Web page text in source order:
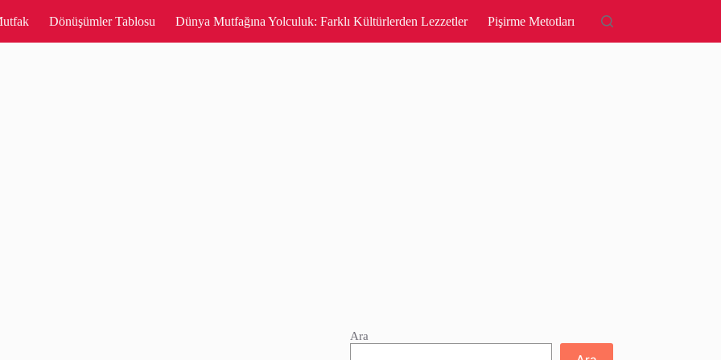
Dönüşümler Tablosu Dünya Mutfağına Yolculuk: Farklı Kültürlerden Lezzetler Pişirme Metotları
Ara